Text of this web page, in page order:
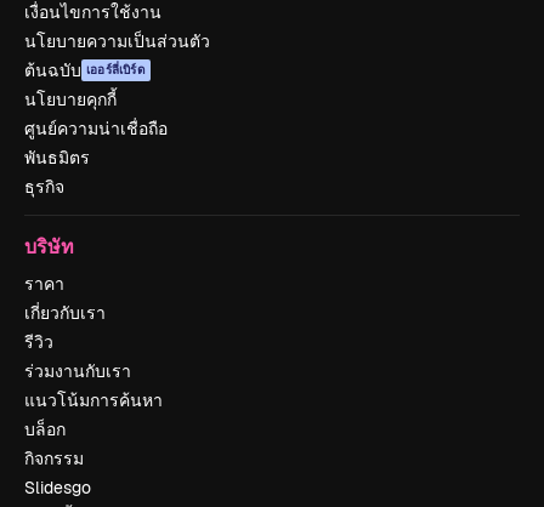
เงื่อนไขการใช้งาน
นโยบายความเป็นส่วนตัว
ต้นฉบับ เออร์ลี่เบิร์ด
นโยบายคุกกี้
ศูนย์ความน่าเชื่อถือ
พันธมิตร
ธุรกิจ
บริษัท
ราคา
เกี่ยวกับเรา
รีวิว
ร่วมงานกับเรา
แนวโน้มการค้นหา
บล็อก
กิจกรรม
Slidesgo